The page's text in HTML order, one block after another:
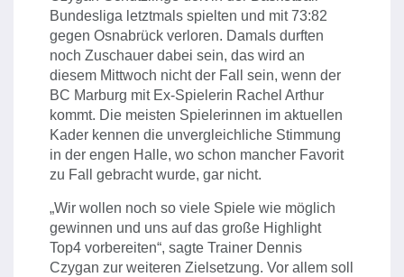
Bundesliga letztmals spielten und mit 73:82
gegen Osnabrück verloren. Damals durften
noch Zuschauer dabei sein, das wird an
diesem Mittwoch nicht der Fall sein, wenn der
BC Marburg mit Ex-Spielerin Rachel Arthur
kommt. Die meisten Spielerinnen im aktuellen
Kader kennen die unvergleichliche Stimmung
in der engen Halle, wo schon mancher Favorit
zu Fall gebracht wurde, gar nicht.
„Wir wollen noch so viele Spiele wie möglich
gewinnen und uns auf das große Highlight
Top4 vorbereiten“, sagte Trainer Dennis
Czygan zur weiteren Zielsetzung. Vor allem soll